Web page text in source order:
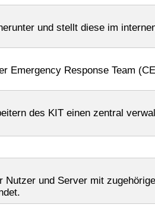
und stellt diese im
Emergency Response Team
des KIT einen zentral
und Server mit